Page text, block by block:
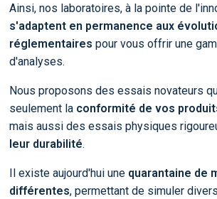
Ainsi, nos laboratoires, à la pointe de
s'adaptent en permanence aux
réglementaires pour vous offrir une
d'analyses.
Nous proposons des essais novateurs
seulement la conformité de vos
mais aussi des essais physiques
leur durabilité.
Il existe aujourd'hui une quarantaine de
différentes, permettant de simuler